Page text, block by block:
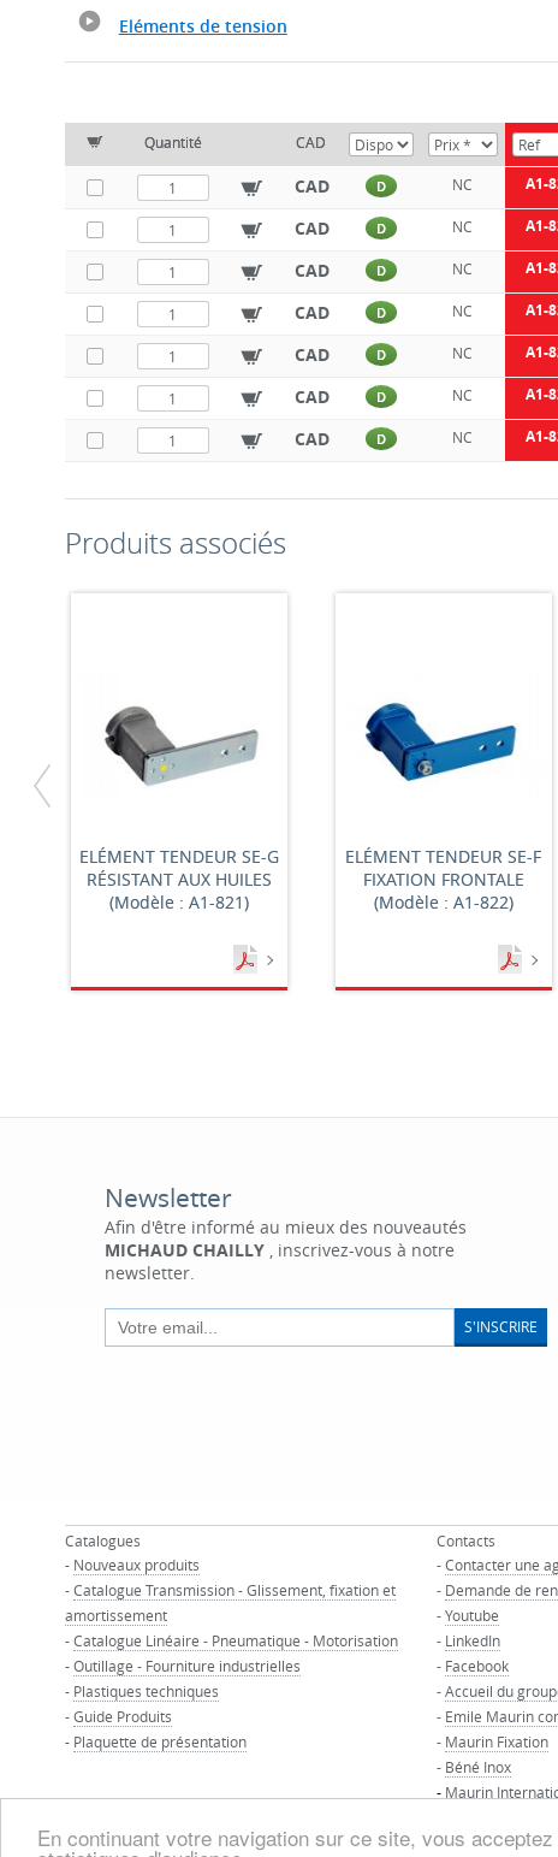
En continuant votre navigation sur ce site, vous
Eléments de tension
Quantité CAD
CAD D NC A1-
CAD D NC A1-
CAD D NC A1-
CAD D NC A1-
CAD D NC A1-
CAD D NC A1-
CAD D NC A1-
Produits associés
ELÉMENT TENDEUR SE-G
RÉSISTANT AUX HUILES
(Modèle : A1-821)
ELÉMENT TENDEUR SE-F
FIXATION FRONTALE
(Modèle : A1-822)
Newsletter
Afin d'être informé au mieux des nouveautés
MICHAUD CHAILLY, inscrivez-vous à notre
newsletter.
S'INSCRIRE
Catalogues
- Nouveaux produits
-Catalogue Transmission - Glissement, fixation et
amortissement
-Catalogue Linéaire - Pneumatique - Motorisation
-Outillage - Fourniture industrielles
- Plastiques techniques
-Guide Produits
- Plaquette de présentation
Contacts
-Contacter une
- Demande de
-Youtube
- LinkedIn
- Facebook
-Accueil du
- Emile Maurin
- Maurin Fixation
- Béné Inox
- Maurin